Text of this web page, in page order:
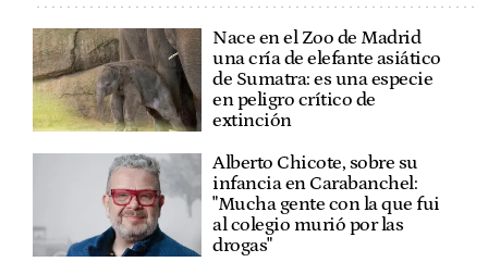
Nace en el Zoo de Madrid
una cría de elefante asiático
de Sumatra: es una especie
en peligro crítico de
extinción
Alberto Chicote, sobre su
infancia en Carabanchel:
"Mucha gente con la que fui
al colegio murió por las
drogas"